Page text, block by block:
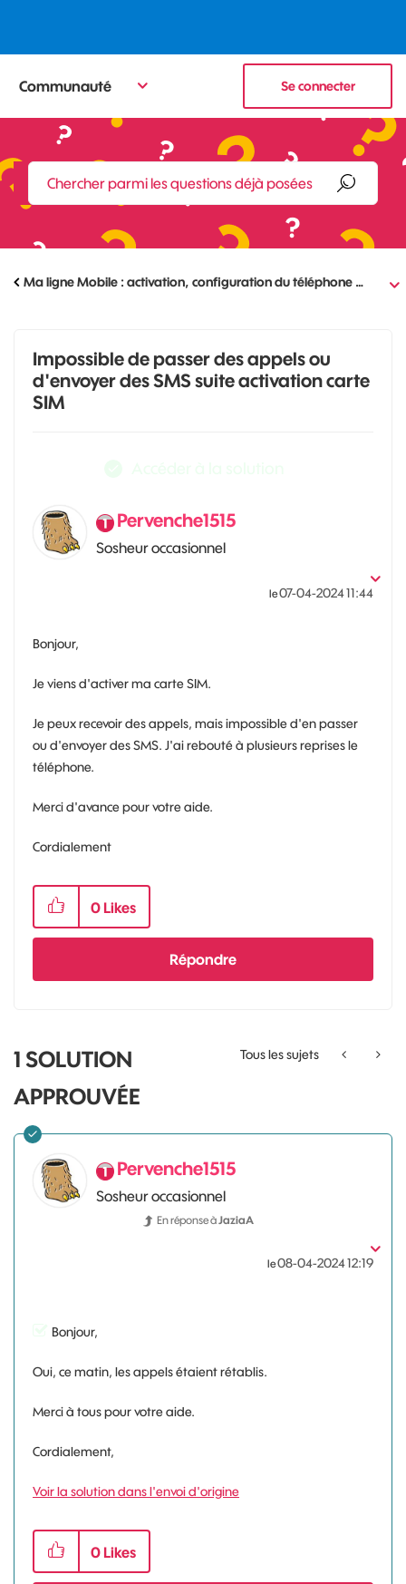
Communauté Se connecter
Ma ligne Mobile : activation, configuration du téléphone …
Impossible de passer des appels ou
d'envoyer des SMS suite activation carte
SIM
Pervenche1515
Sosheur occasionnel
le‎07-04-202411:44
Bonjour,
Je viens d'activer ma carte SIM.
Je peux recevoir des appels, mais impossible d'en passer
ou d'envoyer des SMS. J'ai rebouté à plusieurs reprises le
téléphone.
Merci d'avance pour votre aide.
Cordialement
0 Likes
Répondre
Tous les sujets
1 SOLUTION
APPROUVÉE
Pervenche1515
Sosheur occasionnel
En réponse àJaziaA
le‎08-04-202412:19
Bonjour,
Oui, ce matin, les appels étaient rétablis.
Merci à tous pour votre aide.
Cordialement,
Voir la solution dans l'envoi d'origine
0 Likes